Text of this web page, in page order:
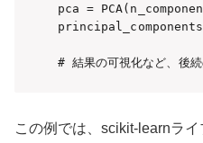
pca =
# 結果の可視化など、後続
この例では、scikit-learnラ